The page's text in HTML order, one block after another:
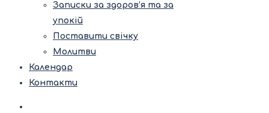
Записки за здоров’я та за
упокій
Поставити свічку
Молитви
Календар
Контакти